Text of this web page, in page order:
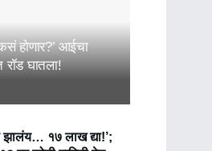
होणार?’ आईचा
घातला!
झालंय… १७ लाख द्या!’;